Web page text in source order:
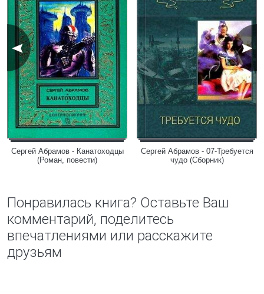
Сергей Абрамов - Канатоходцы
(Роман, повести)
Сергей Абрамов - 07-Требуется
чудо (Сборник)
Понравилась книга? Оставьте Ваш
комментарий, поделитесь
впечатлениями или расскажите
друзьям